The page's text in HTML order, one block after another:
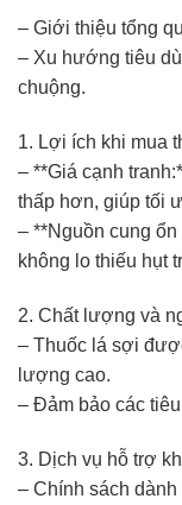
– Giới thiệu tổng
– Xu hướng tiêu
chuộng.
1. Lợi ích khi mua
– **Giá cạnh
thấp hơn, giúp tối
– **Nguồn cung
không lo thiếu hụt
2. Chất lượng và
– Thuốc lá sợi
lượng cao.
– Đảm bảo các
3. Dịch vụ hỗ trợ
– Chính sách